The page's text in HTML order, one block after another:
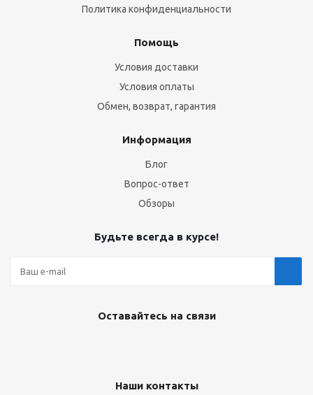
Политика конфиденциальности
Помощь
Условия доставки
Условия оплаты
Обмен, возврат, гарантия
Информация
Блог
Вопрос-ответ
Обзоры
Будьте всегда в курсе!
Оставайтесь на связи
Наши контакты